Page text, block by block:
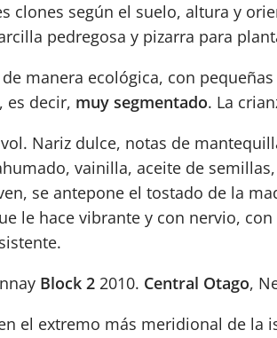
clones según el suelo, altura y
pedregosa y pizarra para
manera ecológica, con pequeñas
es decir, muy segmentado. La
Nariz dulce, notas de
vainilla, aceite de
se antepone el tostado de la
le hace vibrante y con nervio,
Block 2 2010. Central Otago,
el extremo más meridional de la